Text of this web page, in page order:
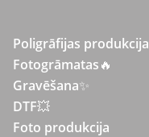
Poligrāfijas produkcija
Fotogrāmatas🔥
Gravēšana✨
DTF💥
Foto produkcija